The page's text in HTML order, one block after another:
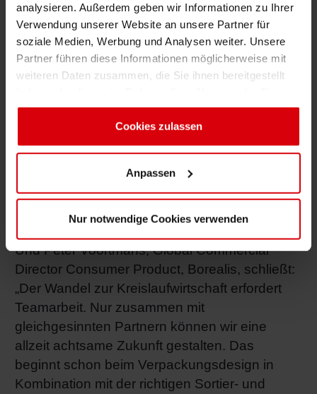
analysieren. Außerdem geben wir Informationen zu Ihrer
Verwendung unserer Website an unsere Partner für
soziale Medien, Werbung und Analysen weiter. Unsere
Partner führen diese Informationen möglicherweise mit
weiteren Daten zusammen, die Sie ihnen bereitgestellt
gesammelt haben. Sie geben Einwilligung zu unseren
Cookies, wenn Sie unsere Webseite weiterhin nutzen.
Cookies zulassen
Anpassen
Nur notwendige Cookies verwenden
einschließlich der Vision komplett zirkulärer
Ressourcen. Die Design4Circularity-
Verpackungslösung ist richtungsweisend für
künftige Kosmetikanwendungen. Dank der
Innovationskraft aller beteiligten Partner ist es
uns gelungen, die hohen
Designanforderungen einer
vereinen. Wir sind sehr stolz auf diesen Erfolg
und hoffen, dass dies unsere Kollegen in der
Branche zur Nachahmung motiviert.“
Und Peter Voortmans, Global Commercial
Director Consumer Product, Borealis, schließt:
„Der Wandel zur Kreislaufwirtschaft erfordert
Teamarbeit. Nur zusammen mit
gleichgesinnten Partnern können wir eine
allzeit achtsame Zukunft gestalten. Das
beginnt schon beim Verpackungsdesign in
Kombination mit der richtigen Sortier- und